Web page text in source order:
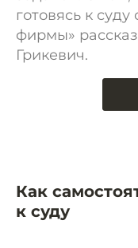
готовясь к
фирмы»
Грикевич.
Как
к суду